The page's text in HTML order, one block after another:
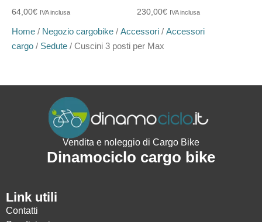
64,00€ IVA inclusa 230,00€ IVA inclusa
Home / Negozio cargobike / Accessori / Accessori
cargo / Sedute / Cuscini 3 posti per Max
Vendita e noleggio di Cargo Bike
Dinamociclo cargo bike
Link utili
Contatti